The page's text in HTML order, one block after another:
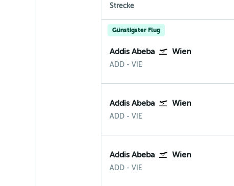
Strecke
Günstigster Flug
Addis Abeba Wien
ADD Addis Ababa
- VIE
Addis Abeba Wien
ADD Addis Ababa
- VIE
Addis Abeba Wien
ADD Addis Ababa
- VIE